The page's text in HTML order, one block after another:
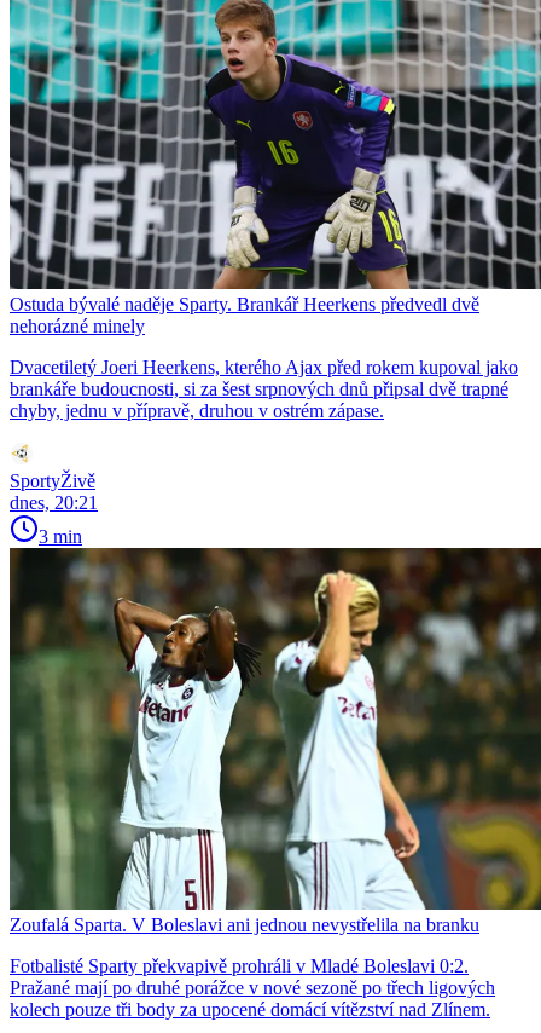
Ostuda bývalé naděje Sparty. Brankář Heerkens předvedl dvě
nehorázné minely
Dvacetiletý Joeri Heerkens, kterého Ajax před rokem kupoval jako
brankáře budoucnosti, si za šest srpnových dnů připsal dvě trapné
chyby, jednu v přípravě, druhou v ostrém zápase.
SportyŽivě
dnes, 20:21
3 min
Zoufalá Sparta. V Boleslavi ani jednou nevystřelila na branku
Fotbalisté Sparty překvapivě prohráli v Mladé Boleslavi 0:2.
Pražané mají po druhé porážce v nové sezoně po třech ligových
kolech pouze tři body za upocené domácí vítězství nad Zlínem.